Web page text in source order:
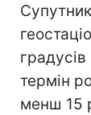
термін
менш 15